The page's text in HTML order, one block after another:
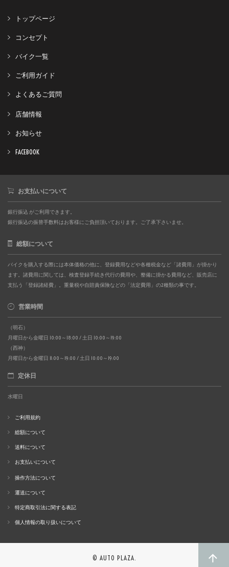
トップページ
コンセプト
バイク一覧
ご利用ガイド
よくあるご質問
店舗情報
お知らせ
FACEBOOK
お支払いについて
銀行振込 がご利用できます。
銀行振込の振替手数料はお客様にご負担頂いております。ご了承下さいませ。
総額について
バイクを購入する際には本体価格の他に、登録費用などや各種税金など「諸費用」が掛かり
ます。諸費用に関しては、検査登録手続き代行の費用や、整備に掛かる費用など、販売店に
支払う「登録諸経費」。重量税や自賠責保険などの「法定費用」の2種類の事です。
営業時間
（明石）
月曜日から金曜日 10:00～18:00 / 土日 10:00～19:00
（西神）
月曜日から金曜日 11:00～19:00 / 土日 10:00～19:00
定休日
水曜日
ご利用規約
総額について
送料について
お支払いについて
操作方法について
運送について
特定商取引法に関する表記
個人情報の取り扱いについて
© AUTO PLAZA.